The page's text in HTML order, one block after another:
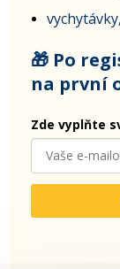
🎁 Po
na první
Zde vyplňte